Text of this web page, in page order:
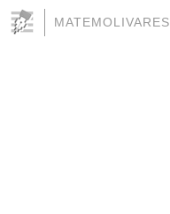
MATEMOLIVARES